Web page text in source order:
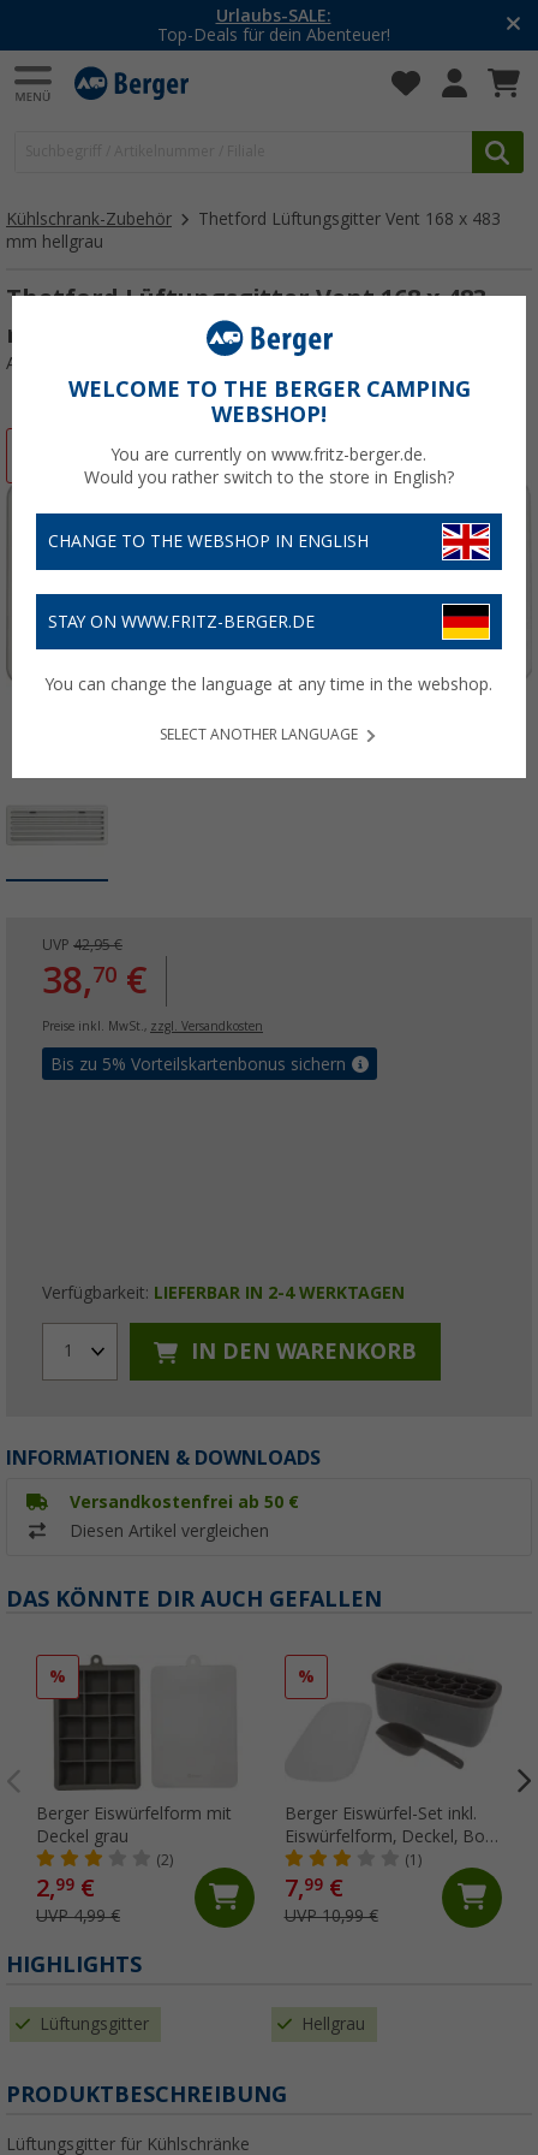
Urlaubs-SALE:
Top-Deals für dein Abenteuer!
Kühlschrank-Zubehör
Thetford Lüftungsgitter Vent 168 x 483
mm hellgrau
Thetford Lüftungsgitter Vent 168 x 483
mm hellgrau
Art.-Nr.: 765470
UVP 42,95 €
38,70 €
Preise inkl. MwSt., zzgl. Versandkosten
Bis zu 5% Vorteilskartenbonus sichern
Verfügbarkeit: LIEFERBAR IN 2-4 WERKTAGEN
1 IN DEN WARENKORB
INFORMATIONEN & DOWNLOADS
Versandkostenfrei ab 50 €
Diesen Artikel vergleichen
DAS KÖNNTE DIR AUCH GEFALLEN
%
Berger Eiswürfelform mit
Deckel grau
(2)
2,99 €
UVP 4,99 €
%
Berger Eiswürfel-Set inkl.
Eiswürfelform, Deckel, Box
und Eisschaufel grau
(1)
7,99€
UVP 10,99 €
HIGHLIGHTS
Lüftungsgitter Hellgrau
PRODUKTBESCHREIBUNG
Lüftungsgitter für Kühlschränke
WELCOME TO THE BERGER CAMPING
WEBSHOP!
You are currently on www.fritz-berger.de.
Would you rather switch to the store in English?
CHANGE TO THE WEBSHOP IN ENGLISH
STAY ON WWW.FRITZ-BERGER.DE
You can change the language at any time in the webshop.
SELECT ANOTHER LANGUAGE